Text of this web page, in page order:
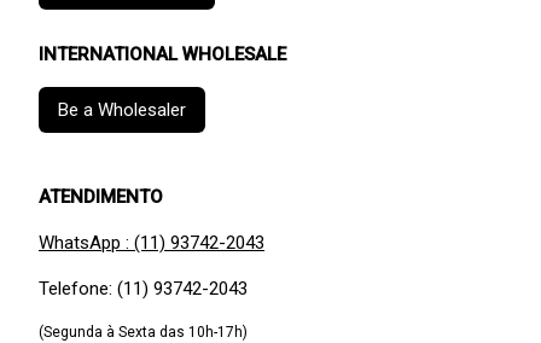
INTERNATIONAL WHOLESALE
Be a Wholesaler
ATENDIMENTO
WhatsApp : (11) 93742-2043
Telefone: (11) 93742-2043
(Segunda à Sexta das 10h-17h)